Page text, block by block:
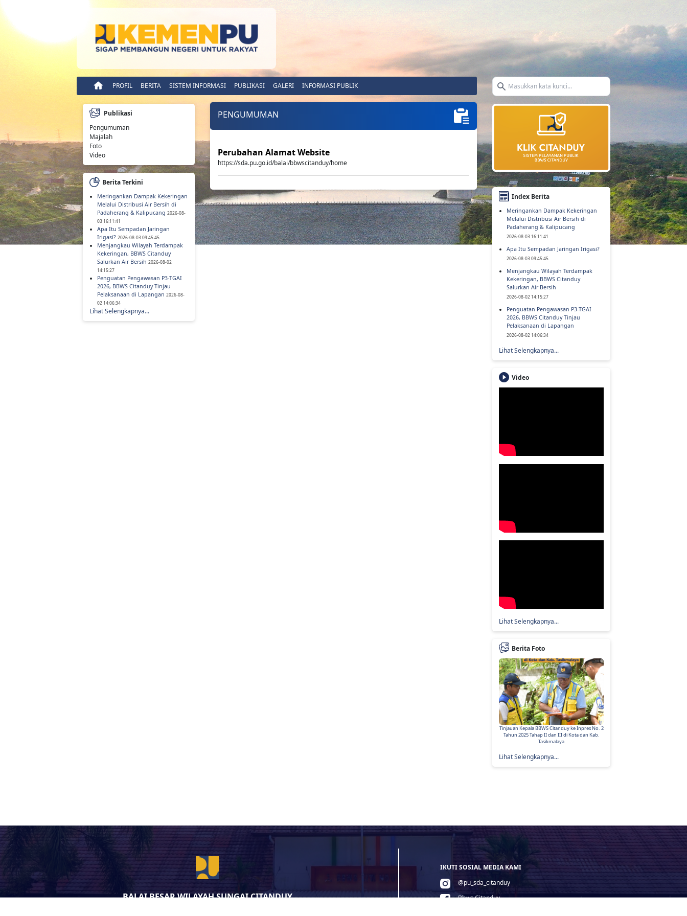
PROFIL BERITA SISTEM INFORMASI PUBLIKASI GALERI INFORMASI PUBLIK
Search icon
Publikasi
Pengumuman
Majalah
Foto
Video
Berita Terkini
Meringankan Dampak Kekeringan
Melalui Distribusi Air Bersih di
Padaherang & Kalipucang 2026-08-
03 16:11:41
Apa Itu Sempadan Jaringan
Irigasi? 2026-08-03 09:45:45
Menjangkau Wilayah Terdampak
Kekeringan, BBWS Citanduy
Salurkan Air Bersih 2026-08-02
14:15:27
Penguatan Pengawasan P3-TGAI
2026, BBWS Citanduy Tinjau
Pelaksanaan di Lapangan 2026-08-
02 14:06:34
Lihat Selengkapnya...
PENGUMUMAN
Perubahan Alamat Website
https://sda.pu.go.id/balai/bbwscitanduy/home
Index Berita
Meringankan Dampak Kekeringan
Melalui Distribusi Air Bersih di
Padaherang & Kalipucang
2026-08-03 16:11:41
Apa Itu Sempadan Jaringan Irigasi?
2026-08-03 09:45:45
Menjangkau Wilayah Terdampak
Kekeringan, BBWS Citanduy
Salurkan Air Bersih
2026-08-02 14:15:27
Penguatan Pengawasan P3-TGAI
2026, BBWS Citanduy Tinjau
Pelaksanaan di Lapangan
2026-08-02 14:06:34
Lihat Selengkapnya...
Video
Lihat Selengkapnya...
Berita Foto
Tinjauan Kepala BBWS Citanduy ke Inpres No. 2
Tahun 2025 Tahap II dan III di Kota dan Kab.
Tasikmalaya
Lihat Selengkapnya...
BALAI BESAR WILAYAH SUNGAI CITANDUY
IKUTI SOSIAL MEDIA KAMI
@pu_sda_citanduy
Bbws Citanduy